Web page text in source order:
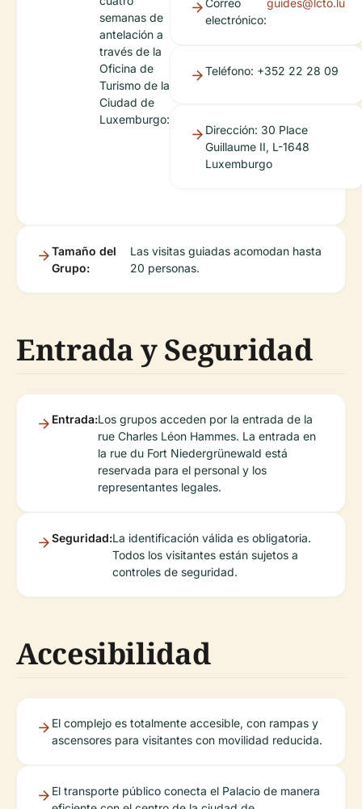
semanas de
antelación a
través de la
Oficina de
Turismo de la
Ciudad de
Luxemburgo:
electrónico:
Teléfono: +352 22 28 09
Dirección: 30 Place
Guillaume II, L-1648
Luxemburgo
Tamaño del
Grupo:
Las visitas guiadas acomodan hasta
20 personas.
Entrada y Seguridad
Entrada:Los grupos acceden por la entrada de la
rue Charles Léon Hammes. La entrada en
la rue du Fort Niedergrünewald está
reservada para el personal y los
representantes legales.
Seguridad:La identificación válida es obligatoria.
Todos los visitantes están sujetos a
controles de seguridad.
Accesibilidad
El complejo es totalmente accesible, con rampas y
ascensores para visitantes con movilidad reducida.
El transporte público conecta el Palacio de manera